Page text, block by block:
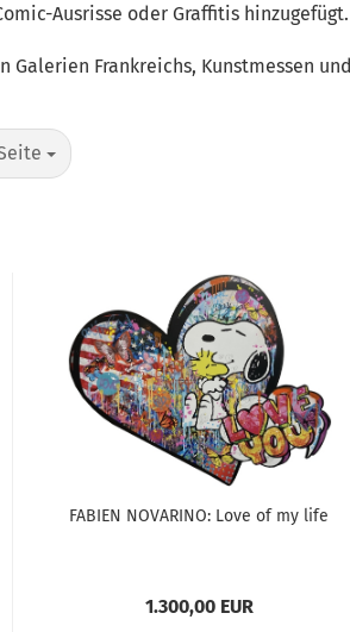
Ausrisse oder Graffitis hinzugefügt.
Frankreichs, Kunstmessen
FABIEN NOVARINO: Love of my life
1.300,00 EUR